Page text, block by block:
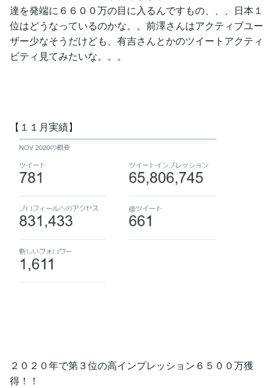
達を発端に６６００万の目に入るんですもの、、、日本１
位はどうなっているのかな。。前澤さんはアクティブユー
ザー少なそうだけども、有吉さんとかのツイートアクティ
ビティ見てみたいな。。。
【１１月実績】
２０２０年で第３位の高インプレッション６５００万獲
得！！